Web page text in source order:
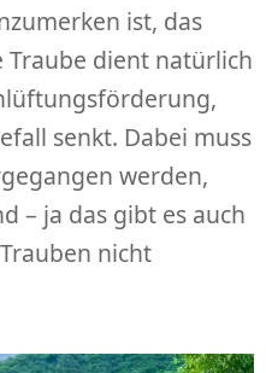
ist, das
Traube dient natürlich
senkt. Dabei muss
werden,
– ja das gibt es auch
nicht